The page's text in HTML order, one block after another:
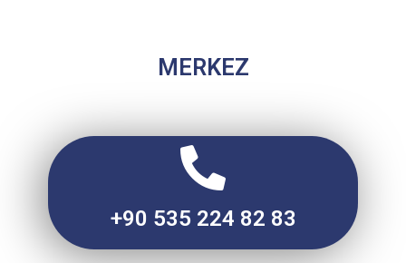
MERKEZ
+90 535 224 82 83